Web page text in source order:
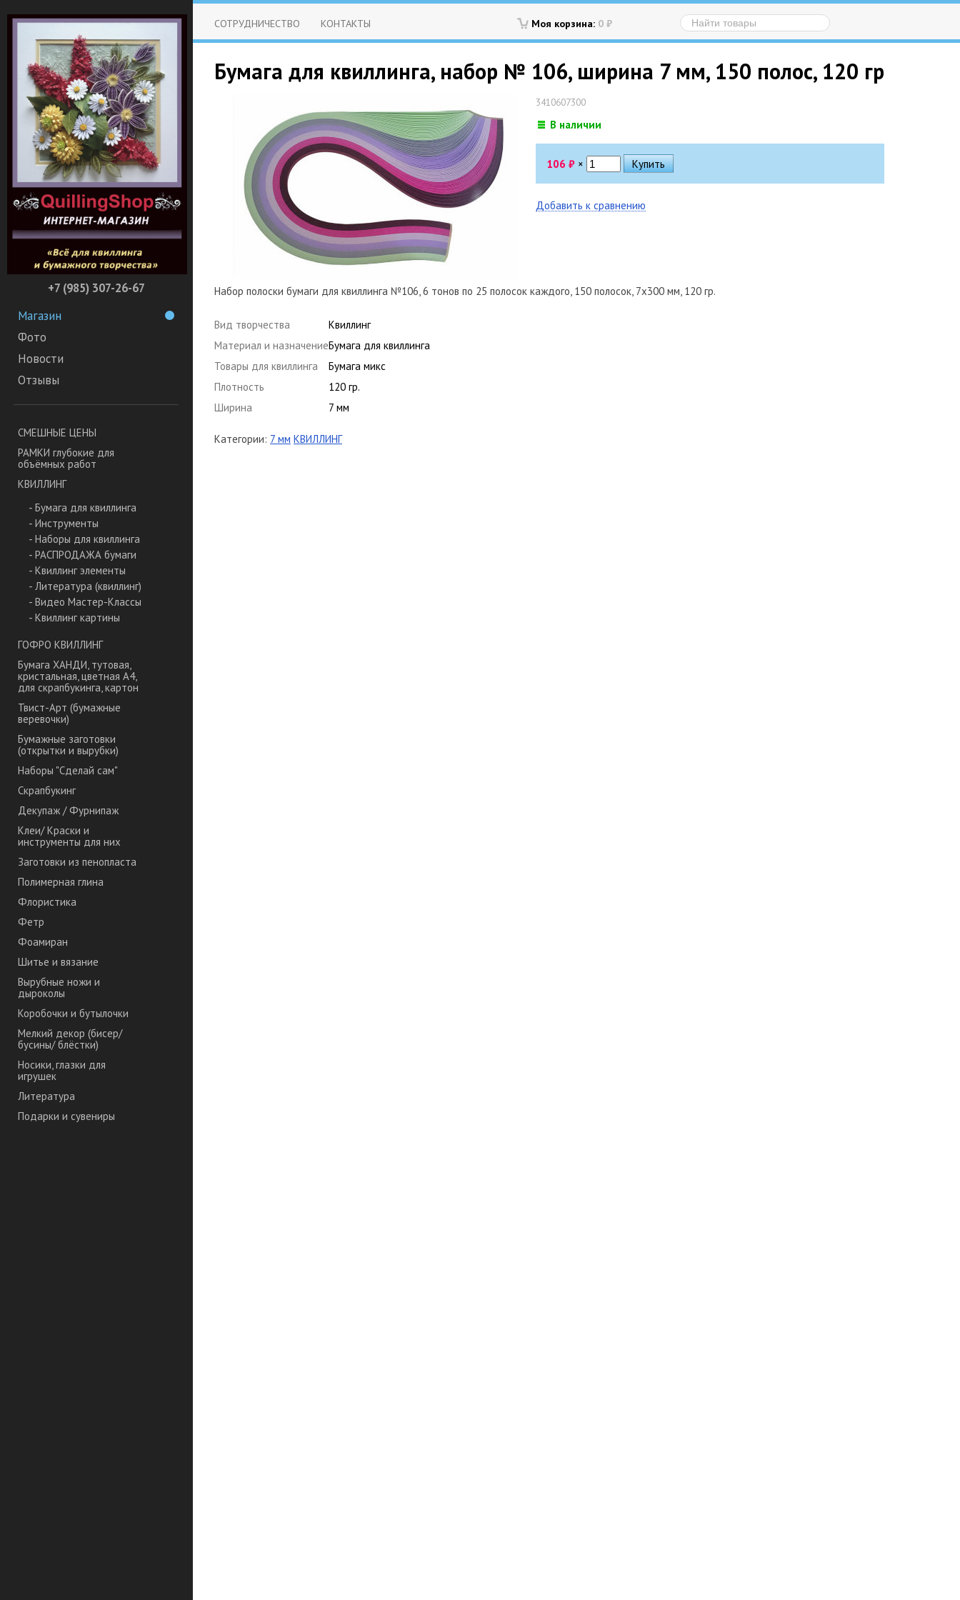
+7 (985) 307-26-67
Магазин
Фото
Новости
Отзывы
СМЕШНЫЕ ЦЕНЫ
РАМКИ глубокие для
объёмных работ
КВИЛЛИНГ
- Бумага для квиллинга
- Инструменты
- Наборы для квиллинга
- РАСПРОДАЖА бумаги
- Квиллинг элементы
- Литература (квиллинг)
- Видео Мастер-Классы
- Квиллинг картины
ГОФРО КВИЛЛИНГ
Бумага ХАНДИ, тутовая,
кристальная, цветная А4,
для скрапбукинга, картон
Твист-Арт (бумажные
веревочки)
Бумажные заготовки
(открытки и вырубки)
Наборы "Сделай сам"
Скрапбукинг
Декупаж / Фурнипаж
Клеи/ Краски и
инструменты для них
Заготовки из пенопласта
Полимерная глина
Флористика
Фетр
Фоамиран
Шитье и вязание
Вырубные ножи и
дыроколы
Коробочки и бутылочки
Мелкий декор (бисер/
бусины/ блёстки)
Носики, глазки для
игрушек
Литература
Подарки и сувениры
Моя корзина: 0 ₽
СОТРУДНИЧЕСТВО КОНТАКТЫ
Бумага для квиллинга, набор № 106, ширина 7 мм, 150 полос, 120 гр
3410607300
В наличии
106 ₽ ×
Добавить к сравнению
Набор полоски бумаги для квиллинга №106, 6 тонов по 25 полосок каждого, 150 полосок, 7х300 мм, 120 гр.
Вид творчества
Квиллинг
Материал и назначениеБумага для квиллинга
Товары для квиллинга
Бумага микс
Плотность
120 гр.
Ширина
7 мм
Категории: 7 мм КВИЛЛИНГ